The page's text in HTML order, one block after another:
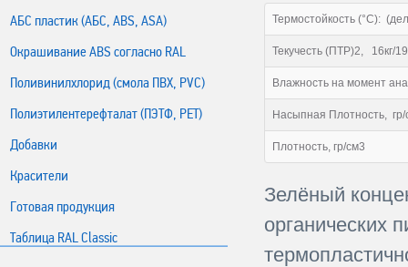
АБС пластик (АБС, ABS, ASA)
Окрашивание ABS согласно RAL
Поливинилхлорид (смола ПВХ, PVC)
Полиэтилентерефталат (ПЭТФ, PET)
Добавки
Красители
Готовая продукция
Таблица RAL Classic
Термостойкость (°С):
Текучесть (ПТР)2, 16кг/
Влажность на момент
Насыпная Плотность, гр/
Плотность, гр/см3
Зелёный
органических